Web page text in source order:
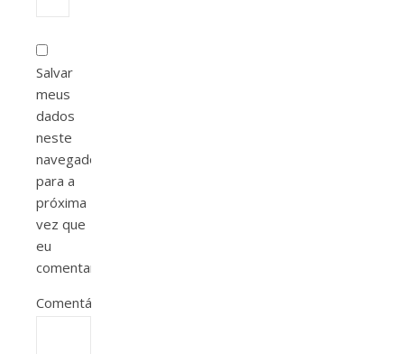
Salvar
meus
dados
neste
navegador
para a
próxima
vez que
eu
comentar.
Comentário